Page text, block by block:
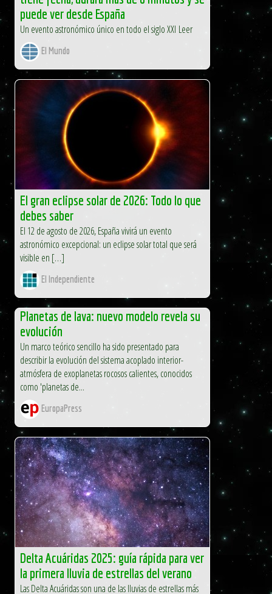
puede ver desde España
Un evento astronómico único en todo el siglo XXI Leer
El Mundo
El gran eclipse solar de 2026: Todo lo que
debes saber
El 12 de agosto de 2026, España vivirá un evento
astronómico excepcional: un eclipse solar total que será
visible en […]
El Independiente
Planetas de lava: nuevo modelo revela su
evolución
Un marco teórico sencillo ha sido presentado para
describir la evolución del sistema acoplado interior-
atmósfera de exoplanetas rocosos calientes, conocidos
como 'planetas de...
EuropaPress
Delta Acuáridas 2025: guía rápida para ver
la primera lluvia de estrellas del verano
Las Delta Acuáridas son una de las lluvias de estrellas más